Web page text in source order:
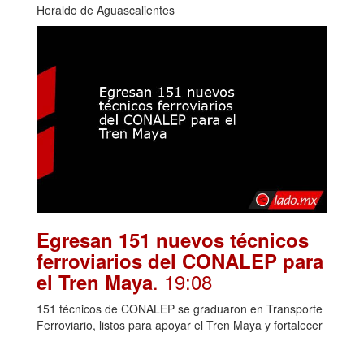
Heraldo de Aguascalientes
Egresan 151 nuevos técnicos
ferroviarios del CONALEP para
el Tren Maya. 19:08
151 técnicos de CONALEP se graduaron en Transporte
Ferroviario, listos para apoyar el Tren Maya y fortalecer